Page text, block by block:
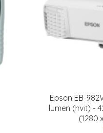
Epson EB-
lumen (hvit) -
(1280